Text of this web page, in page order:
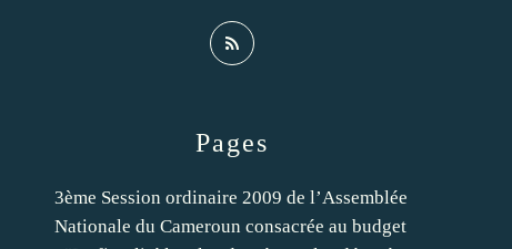
Pages
3ème Session ordinaire 2009 de l’Assemblée
Nationale du Cameroun consacrée au budget